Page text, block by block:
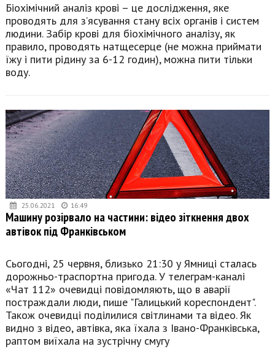
Біохімічний аналіз крові – це дослідження, яке
проводять для з’ясування стану всіх органів і систем
людини. Забір крові для біохімічного аналізу, як
правило, проводять натщесерце (не можна приймати
їжу і пити рідину за 6-12 годин), можна пити тільки
воду.
25.06.2021 16:49
Машину розірвало на частини: відео зіткнення двох
автівок під Франківськом
Сьогодні, 25 червня, близько 21:30 у Ямниці сталась
дорожньо-траспортна пригода. У телеграм-каналі
«Чат 112» очевидці повідомляють, що в аварії
постраждали люди, пише "Галицький кореспондент".
Також очевидці поділилися світлинами та відео. Як
видно з відео, автівка, яка їхала з Івано-Франківська,
раптом виїхала на зустрічну смугу